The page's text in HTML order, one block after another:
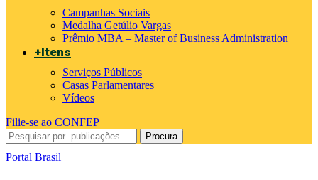
Campanhas Sociais
Medalha Getúlio Vargas
Prêmio MBA – Master of Business Administration
+Itens
Serviços Públicos
Casas Parlamentares
Vídeos
Filie-se ao CONFEP
Procura
Portal Brasil